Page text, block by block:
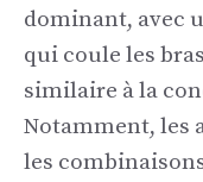
dominant, avec
qui coule les
similaire à la
Notamment, les
les